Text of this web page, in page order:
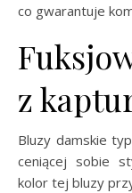
co gwarantuje
z
Bluzy damskie
ceniącej sobie
kolor tej bluzy